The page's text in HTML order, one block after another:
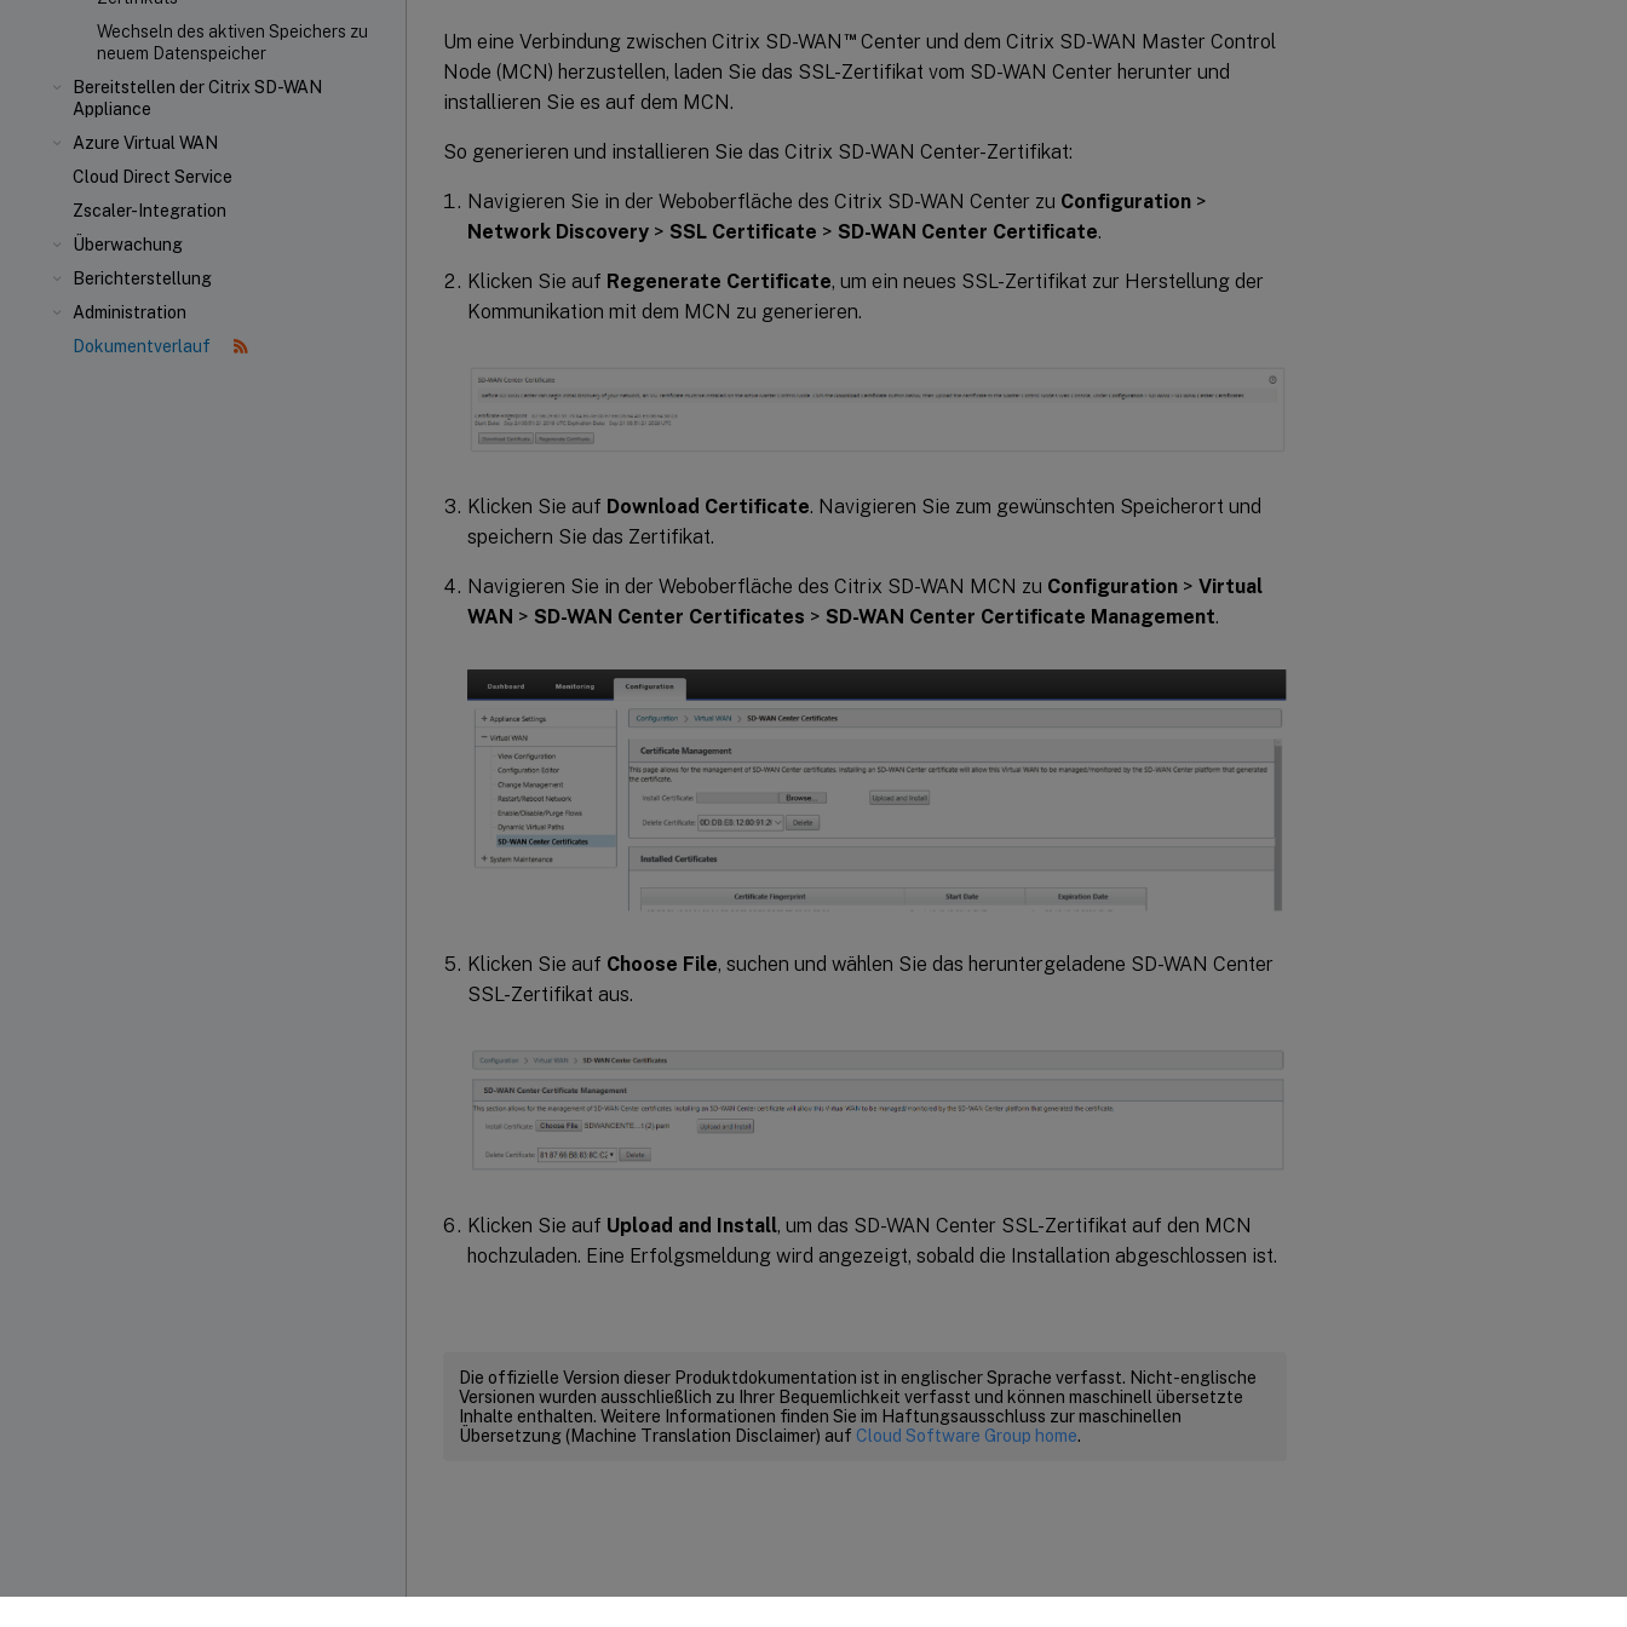
Wechseln des aktiven Speichers zu
neuem Datenspeicher
Bereitstellen der Citrix SD-WAN
Appliance
Azure Virtual WAN
Cloud Direct Service
Zscaler-Integration
Überwachung
Berichterstellung
Administration
Dokumentverlauf
Um eine Verbindung zwischen Citrix SD-WAN ™Center und dem Citrix SD-WAN Master Control
Node (MCN) herzustellen, laden Sie das SSL-Zertifikat vom SD-WAN Center herunter und
installieren Sie es auf dem MCN.
So generieren und installieren Sie das Citrix SD-WAN Center-Zertifikat:
Navigieren Sie in der Weboberfläche des Citrix SD-WAN Center zu Configuration >
Network Discovery > SSL Certificate > SD-WAN Center Certificate.
Klicken Sie auf Regenerate Certificate, um ein neues SSL-Zertifikat zur Herstellung der
Kommunikation mit dem MCN zu generieren.
Klicken Sie auf Download Certificate. Navigieren Sie zum gewünschten Speicherort und
speichern Sie das Zertifikat.
Navigieren Sie in der Weboberfläche des Citrix SD-WAN MCN zu Configuration > Virtual
WAN > SD-WAN Center Certificates > SD-WAN Center Certificate Management.
Klicken Sie auf Choose File, suchen und wählen Sie das heruntergeladene SD-WAN Center
SSL-Zertifikat aus.
Klicken Sie auf Upload and Install, um das SD-WAN Center SSL-Zertifikat auf den MCN
hochzuladen. Eine Erfolgsmeldung wird angezeigt, sobald die Installation abgeschlossen ist.
Die offizielle Version dieser Produktdokumentation ist in englischer Sprache verfasst. Nicht-englische
Versionen wurden ausschließlich zu Ihrer Bequemlichkeit verfasst und können maschinell übersetzte
Inhalte enthalten. Weitere Informationen finden Sie im Haftungsausschluss zur maschinellen
Übersetzung (Machine Translation Disclaimer) auf Cloud Software Group home.